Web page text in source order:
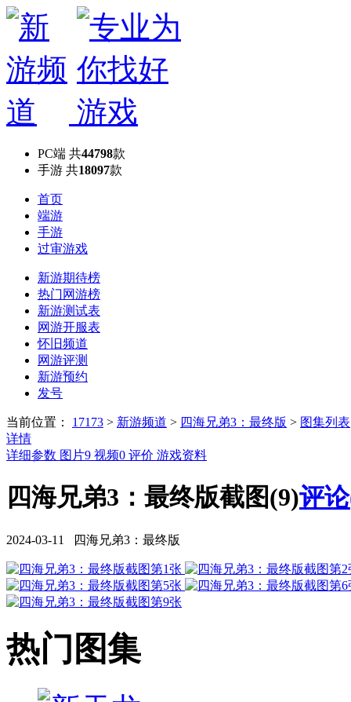
PC端 共44798款
手游 共18097款
首页
端游
手游
过审游戏
新游期待榜
热门网游榜
新游测试表
网游开服表
怀旧频道
网游评测
新游预约
发号
当前位置： 17173 > 新游频道 > 四海兄弟3：最终版 > 图集列表
详情
详细参数 图片9 视频0 评价 游戏资料
四海兄弟3：最终版截图(9)评
2024-03-11 四海兄弟3：最终版
热门图集